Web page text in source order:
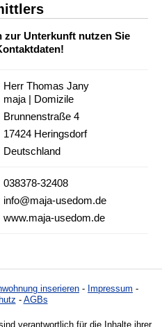
zur Unterkunft nutzen Sie
Herr Thomas Jany
maja | Domizile
Brunnenstraße 4
17424 Heringsdorf
Deutschland
038378-32408
info@maja-usedom.de
www.maja-usedom.de
inserieren - Impressum -
- AGBs
verantwortlich für die Inhalte ihrer